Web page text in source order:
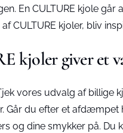
En CULTURE kjole
CULTURE kjoler, bliv
kjoler giver et
vores udvalg af
du efter et
og dine smykker på.